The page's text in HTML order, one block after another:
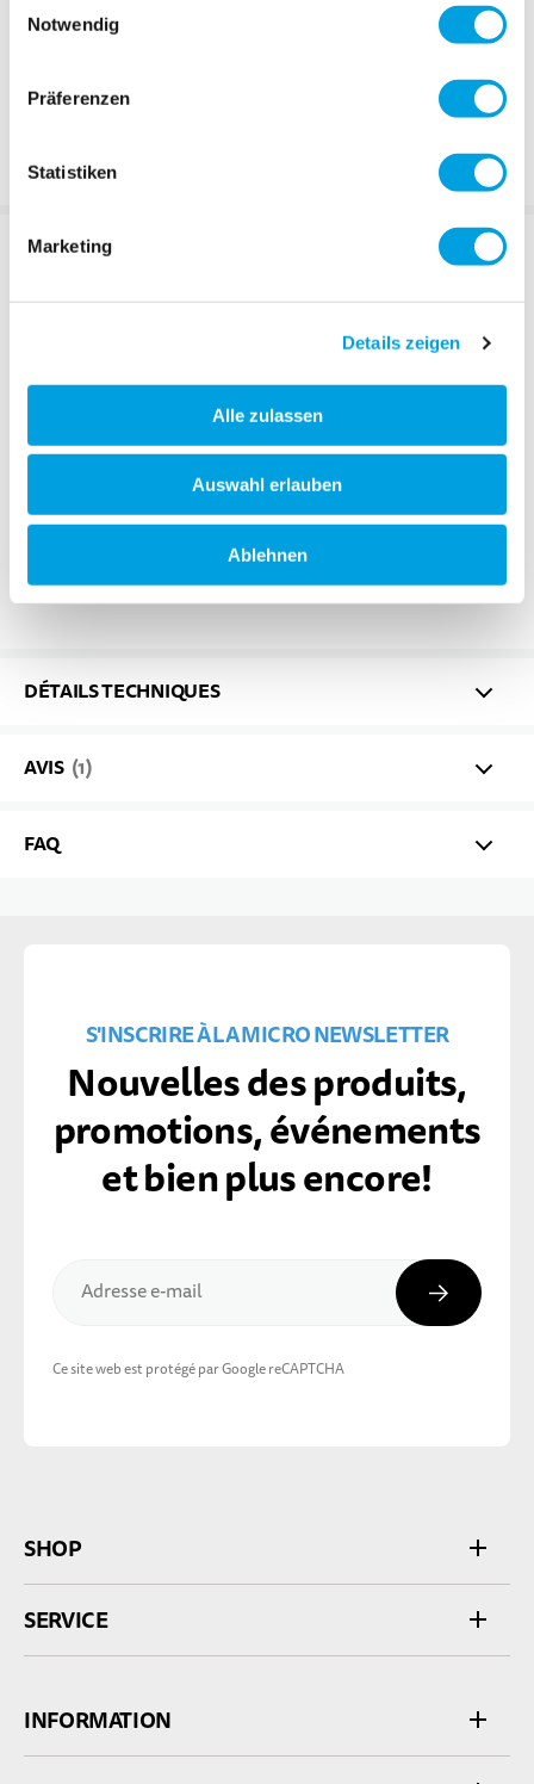
Notwendig
Präferenzen
Statistiken
Marketing
Details zeigen
Alle zulassen
Auswahl erlauben
Ablehnen
snowparks des stations de ski. Avec son large
guidon monobloc en aluminium, son grip spécial et
son poids d'un peu plus de six kilos, le Black Ice
offre au rider une liberté créative maximale. Tail
kickers : tout est possible avec le nouveau Black Ice.
DESCRIPTION
DÉTAILS TECHNIQUES
AVIS 1
FAQ
Adresse e-mail
Ce site web est protégé par Google reCAPTCHA
S'INSCRIRE À LA MICRO NEWSLETTER
Nouvelles des produits,
promotions, événements
et bien plus encore!
SHOP
SERVICE
INFORMATION